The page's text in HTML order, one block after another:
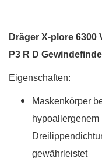
Dräger X-plore 6300
P3 R D
Eigenschaften:
Maskenkörper
gewährleistet